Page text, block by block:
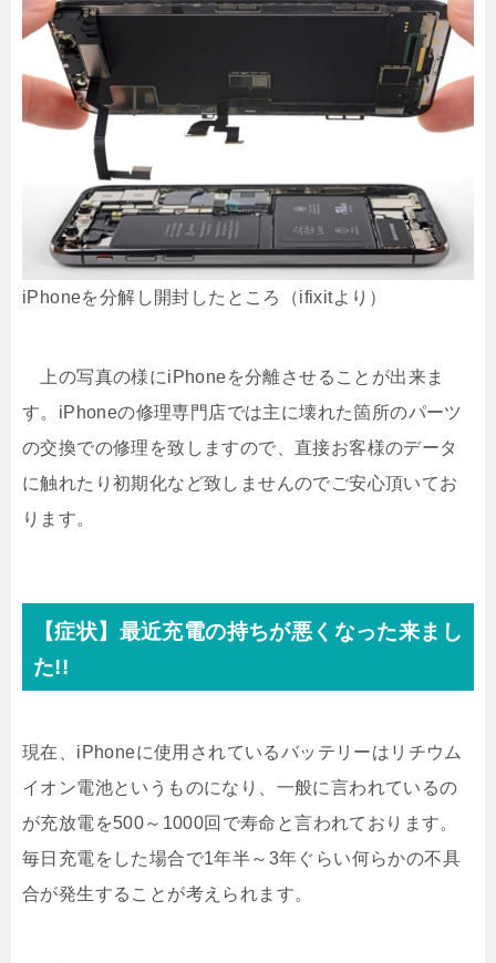
iPhoneを分解し開封したところ（ifixitより）
上の写真の様にiPhoneを分離させることが出来ま
す。iPhoneの修理専門店では主に壊れた箇所のパーツ
の交換での修理を致しますので、直接お客様のデータ
に触れたり初期化など致しませんのでご安心頂いてお
ります。
【症状】最近充電の持ちが悪くなった来まし
た!!
現在、iPhoneに使用されているバッテリーはリチウム
イオン電池というものになり、一般に言われているの
が充放電を500～1000回で寿命と言われております。
毎日充電をした場合で1年半～3年ぐらい何らかの不具
合が発生することが考えられます。